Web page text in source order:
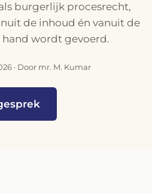
burgerlijk procesrecht,
de inhoud én vanuit de
wordt gevoerd.
· Door mr. M. Kumar